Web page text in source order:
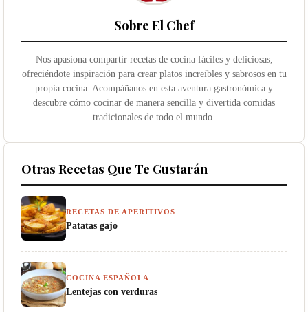
Sobre El Chef
Nos apasiona compartir recetas de cocina fáciles y deliciosas,
ofreciéndote inspiración para crear platos increíbles y sabrosos en tu
propia cocina. Acompáñanos en esta aventura gastronómica y
descubre cómo cocinar de manera sencilla y divertida comidas
tradicionales de todo el mundo.
Otras Recetas Que Te Gustarán
RECETAS DE APERITIVOS
Patatas gajo
COCINA ESPAÑOLA
Lentejas con verduras